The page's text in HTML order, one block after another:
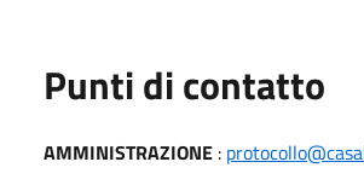
Punti di contatto
AMMINISTRAZIONE :